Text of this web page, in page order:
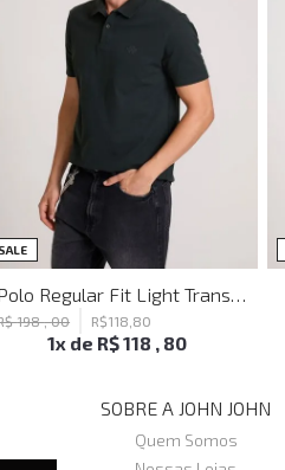
SALE
198,00 R$118 80
1x de R$118 , 80
SOBRE A JOHN JOHN
Quem Somos